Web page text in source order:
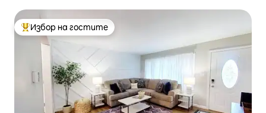
Най-популярен избор на гостите
Избор на гостите